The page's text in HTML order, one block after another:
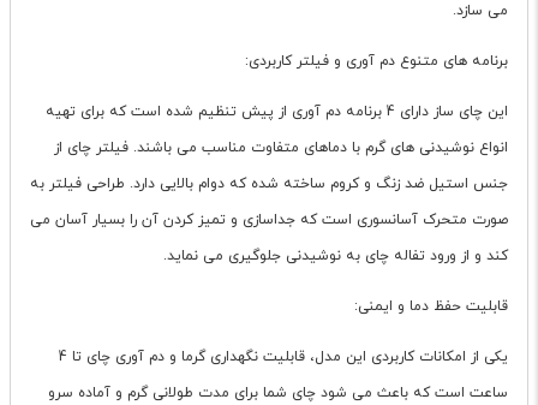
می سازد.
برنامه های متنوع دم آوری و فیلتر کاربردی:
این چای ساز دارای 4 برنامه دم آوری از پیش تنظیم شده است که برای تهیه
انواع نوشیدنی های گرم با دماهای متفاوت مناسب می باشند. فیلتر چای از
جنس استیل ضد زنگ و کروم ساخته شده که دوام بالایی دارد. طراحی فیلتر به
صورت متحرک آسانسوری است که جداسازی و تمیز کردن آن را بسیار آسان می
کند و از ورود تفاله چای به نوشیدنی جلوگیری می نماید.
قابلیت حفظ دما و ایمنی:
یکی از امکانات کاربردی این مدل، قابلیت نگهداری گرما و دم آوری چای تا 4
ساعت است که باعث می شود چای شما برای مدت طولانی گرم و آماده سرو